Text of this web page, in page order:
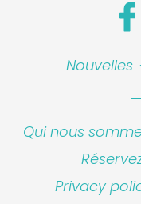
Nouvelles
Qui nous
Privacy